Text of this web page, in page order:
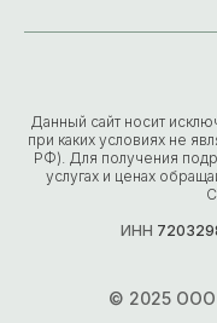
Данный сайт носит
при каких условиях не
РФ). Для получения
услугах и ценах
ИНН
© 2025